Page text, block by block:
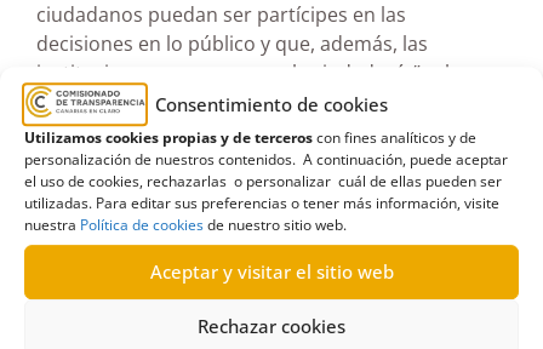
Consentimiento de cookies
Utilizamos cookies propias y de terceroscon fines analíticos y de
personalización de nuestros contenidos. A continuación, puede aceptar
el uso de cookies, rechazarlas o personalizar cuál de ellas pueden ser
utilizadas. Para editar sus preferencias o tener más información, visite
nuestra Política de cookiesde nuestro sitio web.
Aceptar y visitar el sitio web
Rechazar cookies
ciudadanos puedan ser partícipes en las
decisiones en lo público y que, además, las
instituciones se acerquen a la ciudadanía”, y la
Directora General de Transparencia y Participación
Ciudadana del Gobierno de Canarias, Carmen Delia
Alberto.
Después de una introducción sobre las funciones
del Comisionado de Transparencia y Acceso a la
Información Pública, se abordó la gestión de
reclamaciones por denegación del derecho de
acceso a la información pública, donde se trataron